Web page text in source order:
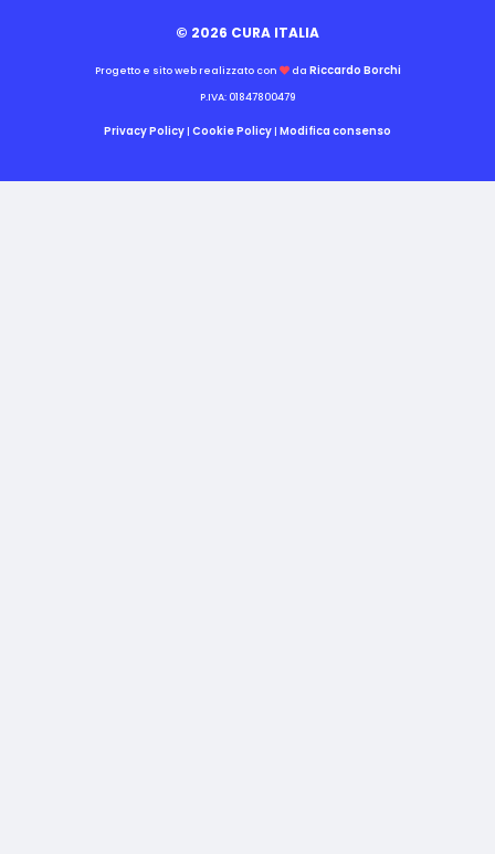
© 2026 CURA ITALIA
Progetto e sito web realizzato con da Riccardo Borchi
P.IVA: 01847800479
Privacy Policy Cookie Policy Modifica consenso